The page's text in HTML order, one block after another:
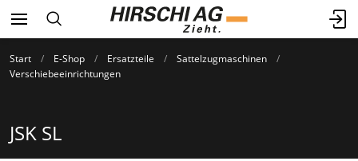
Start E-Shop Ersatzteile
Sattelzugmaschinen
Verschiebeeinrichtungen
JSK SL